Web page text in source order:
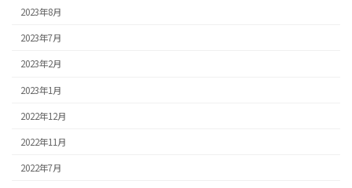
2023年8月
2023年7月
2023年2月
2023年1月
2022年12月
2022年11月
2022年7月